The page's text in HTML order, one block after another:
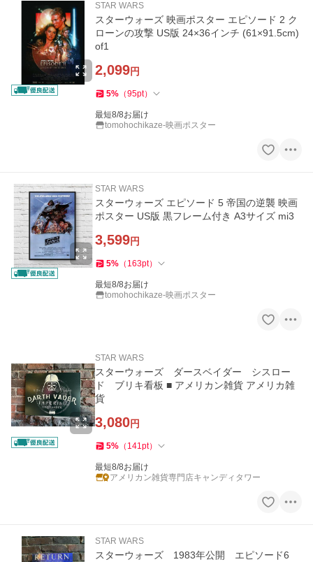
STAR WARS
スターウォーズ 映画ポスター エピソード 2 ク
ローンの攻撃 US版 24×36インチ (61×91.5cm)
of1
2,099円
5% （95pt）
最短8/8お届け
tomohochikaze-映画ポスター
STAR WARS
スターウォーズ エピソード 5 帝国の逆襲 映画
ポスター US版 黒フレーム付き A3サイズ mi3
3,599円
5% （ 163pt）
最短8/8お届け
tomohochikaze-映画ポスター
STAR WARS
スターウォーズ ダースベイダー シスロー
ド ブリキ看板 ■ アメリカン雑貨 アメリカ雑
貨
3,080円
5% （ 141pt）
最短8/8お届け
アメリカン雑貨専門店キャンディタワー
STAR WARS
スターウォーズ 1983年公開 エピソード6